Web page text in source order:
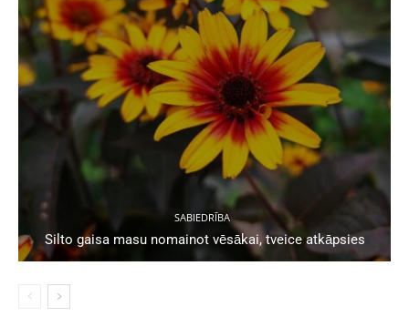
SABIEDRĪBA
Silto gaisa masu nomainot vēsākai, tveice atkāpsies